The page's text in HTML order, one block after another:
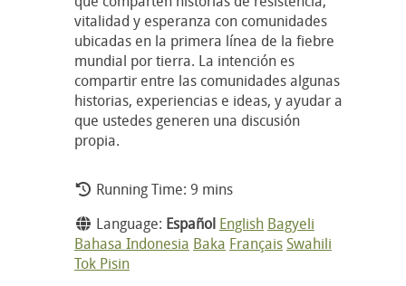
vitalidad y esperanza con comunidades
ubicadas en la primera línea de la fiebre
mundial por tierra. La intención es
compartir entre las comunidades algunas
historias, experiencias e ideas, y ayudar a
que ustedes generen una discusión
propia.
Running Time: 9 mins
Language: Español English Bagyeli
Bahasa Indonesia Baka FrançaisSwahili
Tok Pisin